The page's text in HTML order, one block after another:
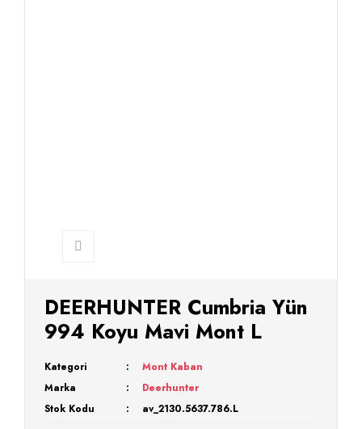
DEERHUNTER Cumbria Yün
994 Koyu Mavi Mont L
Kategori
Mont Kaban
Marka
Deerhunter
Stok Kodu
av_2130.5637.786.L